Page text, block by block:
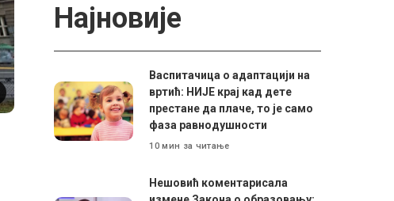
Најновије
Васпитачица о адаптацији на
вртић: НИЈЕ крај кад дете
престане да плаче, то је само
фаза равнодушности
10 мин за читање
Нешовић коментарисала